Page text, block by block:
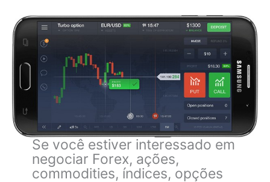
Se você estiver interessado em
negociar Forex, ações,
commodities, índices, opções